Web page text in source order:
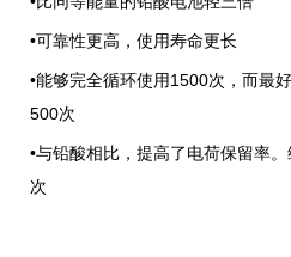
•可靠性更高，使用寿命更长
•能够完全循环使用1500次，而最
500次
•与铅酸相比，提高了电荷保留率
次